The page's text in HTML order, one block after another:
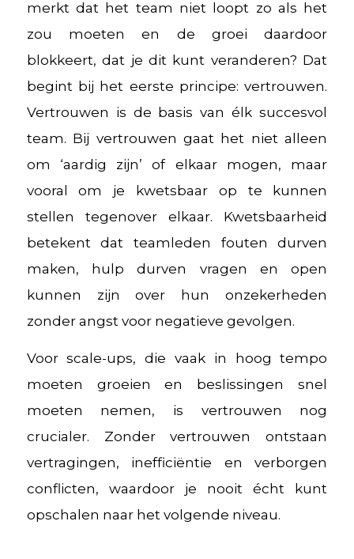
merkt dat het team niet loopt zo als het
zou moeten en de groei daardoor
blokkeert, dat je dit kunt veranderen? Dat
begint bij het eerste principe: vertrouwen.
Vertrouwen is de basis van élk succesvol
team. Bij vertrouwen gaat het niet alleen
om ‘aardig zijn’ of elkaar mogen, maar
vooral om je kwetsbaar op te kunnen
stellen tegenover elkaar. Kwetsbaarheid
betekent dat teamleden fouten durven
maken, hulp durven vragen en open
kunnen zijn over hun onzekerheden
zonder angst voor negatieve gevolgen.
Voor scale-ups, die vaak in hoog tempo
moeten groeien en beslissingen snel
moeten nemen, is vertrouwen nog
crucialer. Zonder vertrouwen ontstaan
vertragingen, inefficiëntie en verborgen
conflicten, waardoor je nooit écht kunt
opschalen naar het volgende niveau.